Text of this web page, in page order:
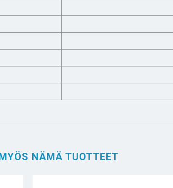
NÄMÄ TUOTTEET